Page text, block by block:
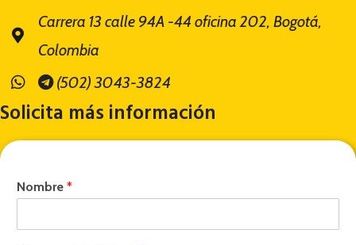
Carrera 13 calle 94A -44 oficina 202, Bogotá,
Colombia
(502) 3043-3824
Solicita más información
Nombre *